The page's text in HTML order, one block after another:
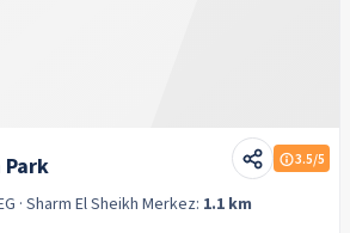
3.5/5
· Sharm El Sheikh Merkez: 1.1 km